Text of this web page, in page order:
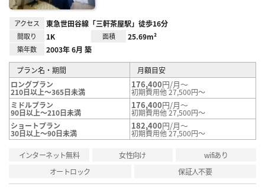
アクセス 東急世田谷線「三軒茶屋駅」徒歩16分
間取り 1K 面積 25.69m²
築年数 2003年 6月 築
プラン名・期間
月額目安
ロングプラン
210日以上～365日未満
176,400円/月～
初期費用他 27,500円～
ミドルプラン
90日以上～210日未満
176,400円/月～
初期費用他 27,500円～
ショートプラン
30日以上～90日未満
182,400円/月～
初期費用他 27,500円～
インターネット無料 女性向け
wifiあり
オートロック
保証人不要